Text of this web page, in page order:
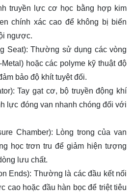
truyền lực cơ học bằng hợp kim
chính xác cao để không bị biến
ngược.
Seat): Thường sử dụng các vòng
hoặc các polyme kỹ thuật độ
bảo độ khít tuyệt đối.
Tay gạt cơ, bộ truyền động khí
lực đóng van nhanh chóng đối với
Chamber): Lòng trong của van
học trơn tru để giảm hiện tượng
lưu chất.
Ends): Thường là các đầu kết nối
cao hoặc đầu hàn bọc để triệt tiêu